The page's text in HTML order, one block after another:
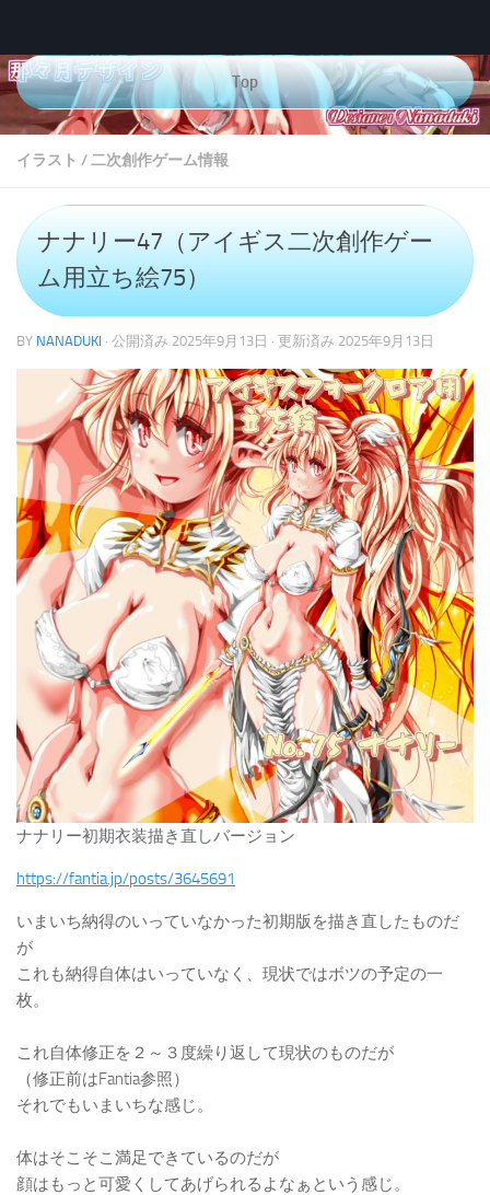
Top
イラスト /二次創作ゲーム情報
ナナリー47（アイギス二次創作ゲー
ム用立ち絵75）
BY NANADUKI · 公開済み 2025年9月13日 · 更新済み 2025年9月13日
ナナリー初期衣装描き直しバージョン
https://fantia.jp/posts/3645691
いまいち納得のいっていなかった初期版を描き直したものだ
が
これも納得自体はいっていなく、現状ではボツの予定の一
枚。
これ自体修正を２～３度繰り返して現状のものだが
（修正前はFantia参照）
それでもいまいちな感じ。
体はそこそこ満足できているのだが
顔はもっと可愛くしてあげられるよなぁという感じ。